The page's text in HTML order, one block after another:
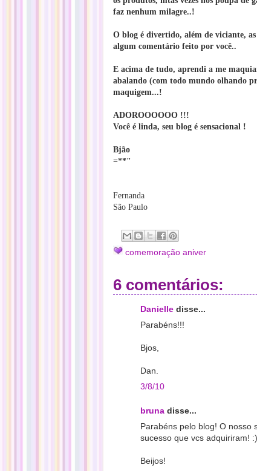
faz nenhum milagre..!
O blog é divertido, além de viciante,
algum comentário feito por você..
E acima de tudo, aprendi a me
abalando (com todo mundo olhando
maquigem...!
ADOROOOOOO !!!
Você é linda, seu blog é sensacional !
Bjão
=**"
Fernanda
São Paulo
comemoração aniver
6 comentários:
Danielle disse...
Parabéns!!!
Bjos,
Dan.
3/8/10
bruna disse...
Parabéns pelo blog! O nosso
sucesso que vcs adquiriram! :)
Beijos!